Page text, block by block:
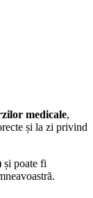
medicale,
și la zi privind
și poate fi